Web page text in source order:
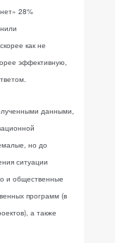
28%
как не
эффективную,
данными,
но до
ситуации
и общественные
программ (в
а также